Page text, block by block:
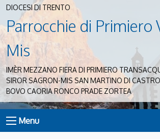
DIOCESI DI TRENTO
Parrocchie di Primiero
Mis
IMÈR MEZZANO FIERA DI PRIMIERO
SIROR SAGRON-MIS SAN MARTINO DI
BOVO CAORIA RONCO PRADE ZORTEA
Menu